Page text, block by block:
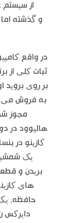
از سیستم
در واقع
ثبات کلی از
بر روی بروید
به فروش می
مجوز
هالیوود در
کازینو در
یک شمشیر
بریدن و
های
حافظه,
دایرکس